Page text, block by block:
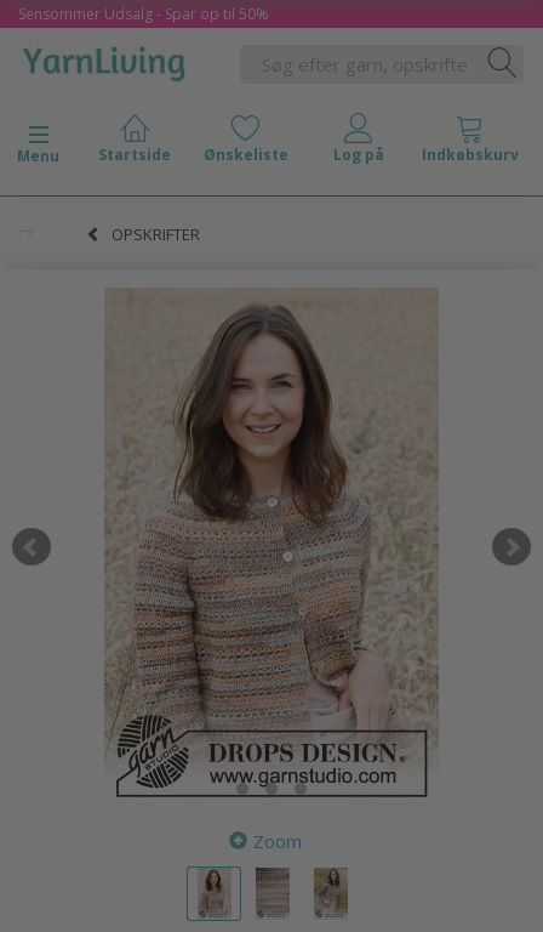
Sensommer Udsalg - Spar op til 50%
Skifte navigation
Menu
OPSKRIFTER
Zoom